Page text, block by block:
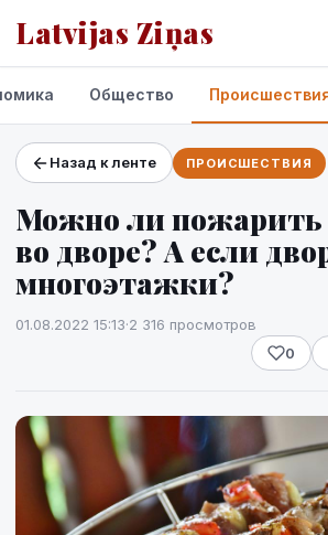
Latvijas Ziņas
Проекты и сервисы
Прогноз погоды
Общество
Назад к ленте ПРОИСШЕСТВИЯ
Можно ли
во дворе? А если
многоэтажки?
01.08.2022 15:13·2 316 просмотров
0